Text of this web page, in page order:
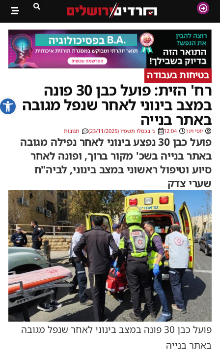
פתח
בטיחות בעבודה
רח' הזית: פועל כבן 30 פונה
במצב בינוני לאחר שנפל מגובה
באתר בנייה
יוסי וינר 12:04 ג׳ בכסלו תשפ״ו (23/11/2025) תגובות
פועל כבן 30 נפצע בינוני לאחר נפילה מגובה
באתר בנייה בשכ' מקור ברוך, ופונה לאחר
סיוע וטיפול ראשוני במצב בינוני, לביה"ח
שערי צדק
פועל כבן 30 פונה במצב בינוני לאחר שנפל מגובה
באתר בנייה